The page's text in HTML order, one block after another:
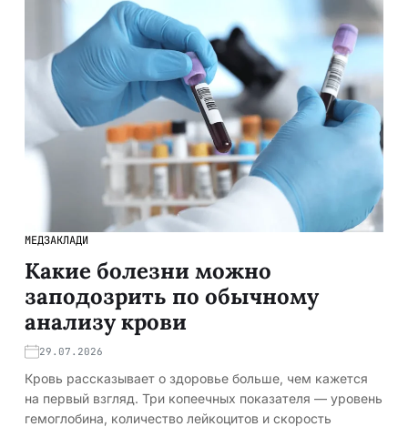
МЕДЗАКЛАДИ
Какие болезни можно
заподозрить по обычному
анализу крови
29.07.2026
Кровь рассказывает о здоровье больше, чем кажется
на первый взгляд. Три копеечных показателя — уровень
гемоглобина, количество лейкоцитов и скорость